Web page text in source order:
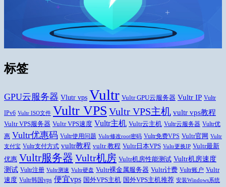
标签
GPU云服务器 Vlutr vps Vultr Vultr GPU云服务器 Vultr IP Vultr
IPv6 Vultr ISO文件 Vultr VPS Vultr VPS主机 vultr vps教程
Vultr VPS服务器 Vultr VPS速度 Vultr主机 Vultr云主机 Vultr云服务器 Vultr优
惠 Vultr优惠码 Vultr使用问题 Vultr修改root密码 Vultr免费VPS Vultr官网 Vultr
支付宝 Vultr支付方式 vultr教程 vultr 教程 Vultr日本VPS Vultr更换IP Vultr最新
优惠 Vultr服务器 Vultr机房 Vultr机房性能测试 Vultr机房速度
测试 Vultr注册 Vultr测速 Vultr硬盘 Vultr裸金属服务器 Vultr计费 Vultr账户 Vultr
速度 Vultr韩国vps 便宜vps 国外VPS主机 国外VPS主机推荐 安装Windows系统